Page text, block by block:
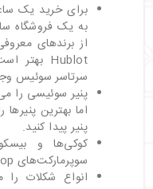
برای خرید یک
به یک فروشگاه
سرتاسر سوئیس
پنیر سوئیسی را
اما بهترین
پنیر پیدا کنید.
کوکی‌ها و
سوپرمارکت‌های Coop خریداری کرد.
انواع شکلات را